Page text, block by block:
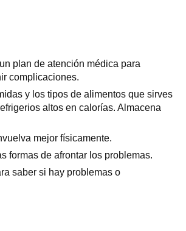
plan de atención médica para
complicaciones.
y los tipos de alimentos que sirves
altos en calorías. Almacena
mejor físicamente.
formas de afrontar los problemas.
saber si hay problemas o